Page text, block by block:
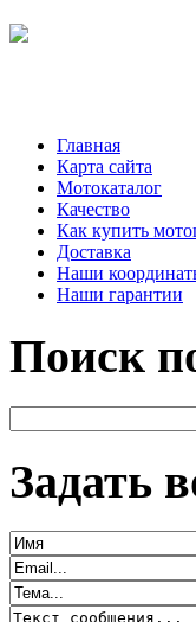
Главная
Карта сайта
Мотокаталог
Качество
Как купить
Доставка
Наши
Наши гарантии
Поиск
Задать